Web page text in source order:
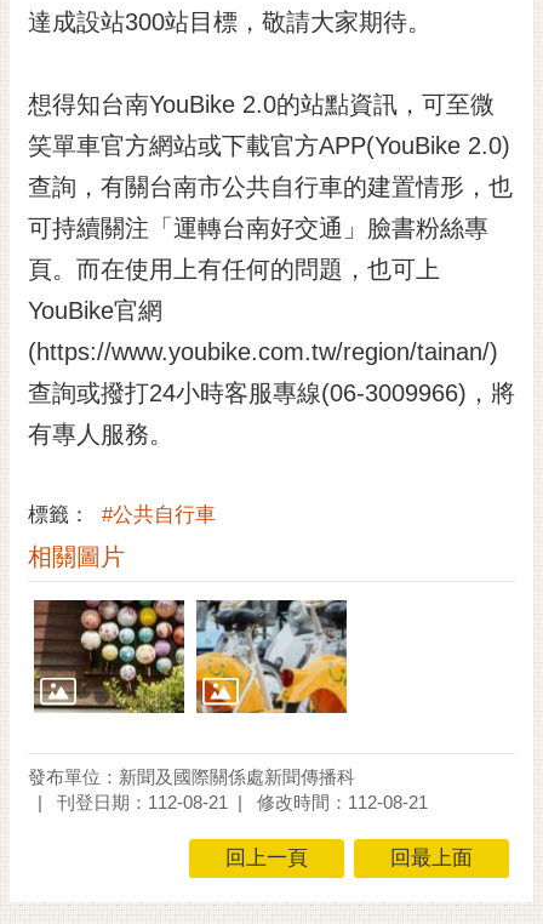
策
資
料
開
放
宣
告
市
交
通
置
達成設站300站目標，敬請大家期待。
想得知台南YouBike 2.0的站點資訊，可至微
笑單車官方網站或下載官方APP(YouBike 2.0)
查詢，有關台南市公共自行車的建置情形，也
可持續關注「運轉台南好交通」臉書粉絲專
頁。而在使用上有任何的問題，也可上
YouBike官網
(https://www.youbike.com.tw/region/tainan/)
查詢或撥打24小時客服專線(06-3009966)，將
有專人服務。
標籤： #公共自行車
相關圖片
發布單位：新聞及國際關係處新聞傳播科
刊登日期：112-08-21
修改時間：112-08-21
回上一頁 回最上面